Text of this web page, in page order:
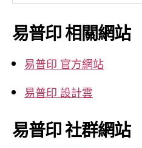
關
鍵
字:
易普印 相關網站
易普印 官方網站
易普印 設計雲
易普印 社群網站